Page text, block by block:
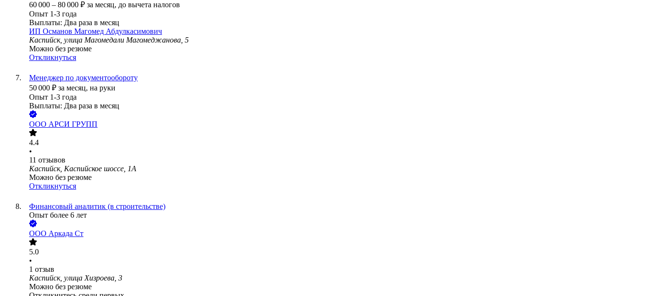
60 000 – 80 000 ₽ за месяц, до вычета налогов
Опыт 1-3 года
Выплаты: Два раза в месяц
ИП Османов Магомед Абдулкасимович
Каспийск, улица Магомедали Магомеджановa, 5
Можно без резюме
Откликнуться
Менеджер по документообороту
50 000 ₽ за месяц, на руки
Опыт 1-3 года
Выплаты: Два раза в месяц
ООО АРСИ ГРУПП
4.4
•
11 отзывов
Каспийск, Каспийское шоссе, 1А
Можно без резюме
Откликнуться
Финансовый аналитик (в строительстве)
Опыт более 6 лет
ООО Аркада Ст
5.0
•
1 отзыв
Каспийск, улица Хизроева, 3
Можно без резюме